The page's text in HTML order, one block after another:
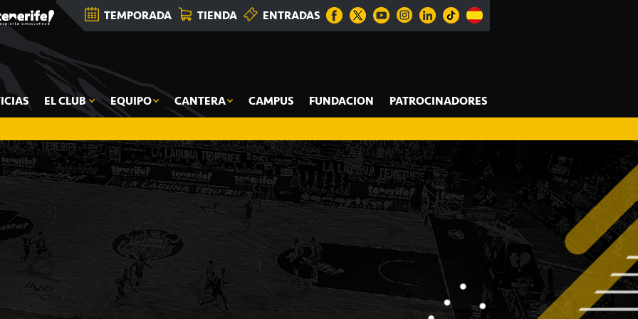
TEMPORADA TIENDA ENTRADAS
EL CLUB EQUIPO CANTERA CAMPUS FUNDACION PATROCINADORES